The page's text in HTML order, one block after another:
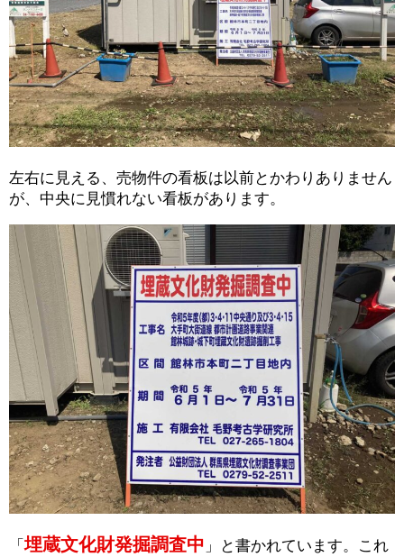
左右に見える、売物件の看板は以前とかわりありません
が、中央に見慣れない看板があります。
「埋蔵文化財発掘調査中 」と書かれています。これ